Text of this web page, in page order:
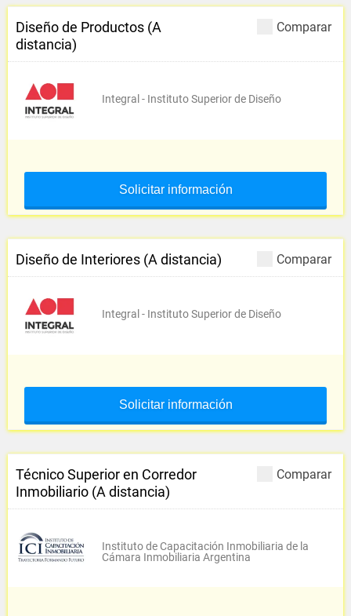
Comparar
Diseño de Productos (A
distancia)
Integral - Instituto Superior de Diseño
Solicitar información
Comparar
Diseño de Interiores (A distancia)
Integral - Instituto Superior de Diseño
Solicitar información
Comparar
Técnico Superior en Corredor
Inmobiliario (A distancia)
Instituto de Capacitación Inmobiliaria de la
Cámara Inmobiliaria Argentina